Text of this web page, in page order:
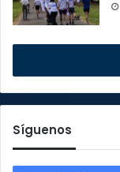
Síguenos